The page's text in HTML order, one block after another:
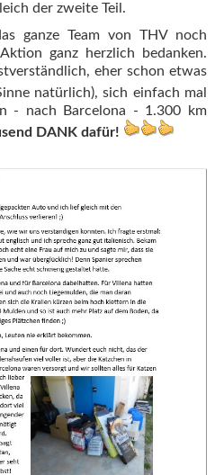
der zweite Teil.
ganze Team von THV noch
ganz herzlich bedanken.
eher schon etwas
natürlich), sich einfach mal
- nach Barcelona - 1.300 km
DANK dafür!